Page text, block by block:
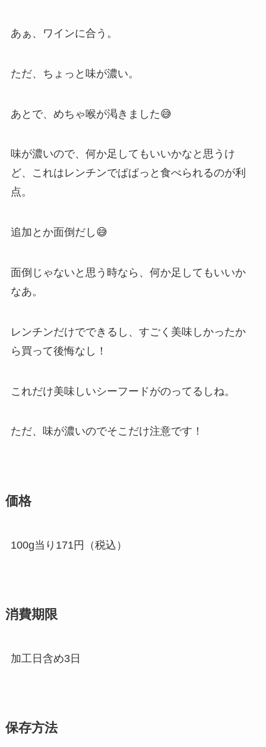
あぁ、ワインに合う。
ただ、ちょっと味が濃い。
あとで、めちゃ喉が渇きました😅
味が濃いので、何か足してもいいかなと思うけ
ど、これはレンチンでぱぱっと食べられるのが利
点。
追加とか面倒だし😅
面倒じゃないと思う時なら、何か足してもいいか
なあ。
レンチンだけでできるし、すごく美味しかったか
ら買って後悔なし！
これだけ美味しいシーフードがのってるしね。
ただ、味が濃いのでそこだけ注意です！
価格
100g当り171円（税込）
消費期限
加工日含め3日
保存方法